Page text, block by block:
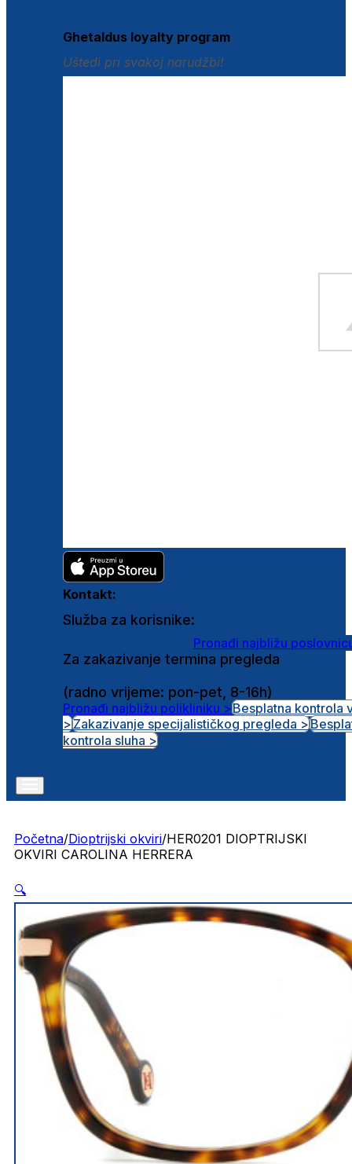
Ghetaldus loyalty program
Uštedi pri svakoj narudžbi!
Kontakt:
Služba za korisnike:
Pronađi najbližu
Za zakazivanje termina pregleda
(radno vrijeme: pon-pet, 8-16h)
Pronađi najbližu polikliniku >Besplatna kontrola
>Zakazivanje specijalističkog pregleda >
kontrola sluha >
Početna/Dioptrijski okviri/HER0201 DIOPTRIJSKI
OKVIRI CAROLINA HERRERA
🔍